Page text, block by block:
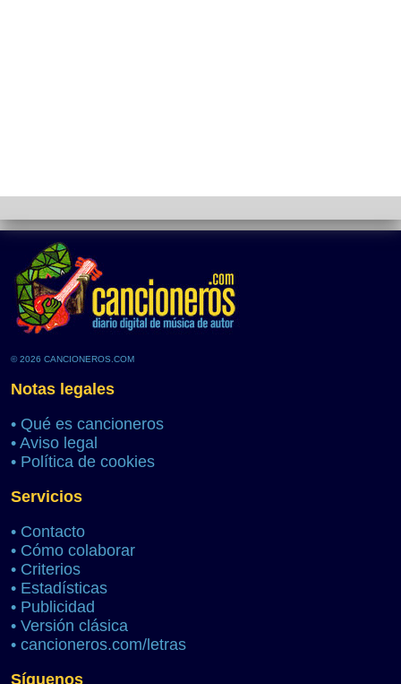
© 2026 CANCIONEROS.COM
Notas legales
• Qué es cancioneros
• Aviso legal
• Política de cookies
Servicios
• Contacto
• Cómo colaborar
• Criterios
• Estadísticas
• Publicidad
• Versión clásica
• cancioneros.com/letras
Síguenos